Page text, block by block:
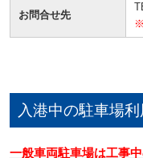
お問合せ先
入港中の駐車場
一般車両駐車場は工事